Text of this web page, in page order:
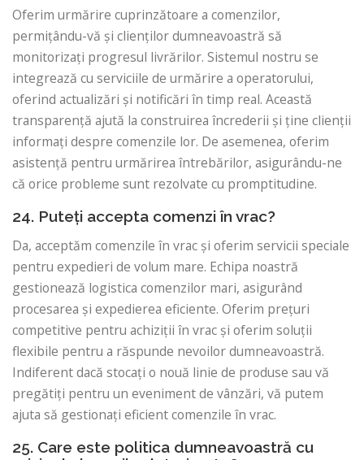
Oferim urmărire cuprinzătoare a comenzilor,
permițându-vă și clienților dumneavoastră să
monitorizați progresul livrărilor. Sistemul nostru se
integrează cu serviciile de urmărire a operatorului,
oferind actualizări și notificări în timp real. Această
transparență ajută la construirea încrederii și ține clienții
informați despre comenzile lor. De asemenea, oferim
asistență pentru urmărirea întrebărilor, asigurându-ne
că orice probleme sunt rezolvate cu promptitudine.
24. Puteți accepta comenzi în vrac?
Da, acceptăm comenzile în vrac și oferim servicii speciale
pentru expedieri de volum mare. Echipa noastră
gestionează logistica comenzilor mari, asigurând
procesarea și expedierea eficiente. Oferim prețuri
competitive pentru achiziții în vrac și oferim soluții
flexibile pentru a răspunde nevoilor dumneavoastră.
Indiferent dacă stocați o nouă linie de produse sau vă
pregătiți pentru un eveniment de vânzări, vă putem
ajuta să gestionați eficient comenzile în vrac.
25. Care este politica dumneavoastră cu